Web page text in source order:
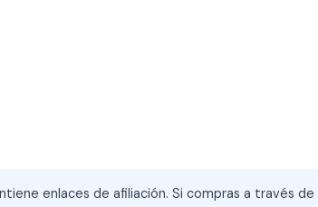
enlaces de afiliación. Si compras a través